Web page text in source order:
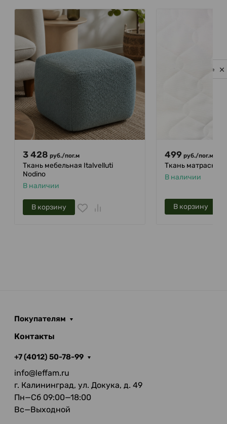
3 428 руб./пог.м
Ткань мебельная Italvelluti
Nodino
В наличии
В корзину
499 руб./пог.м
Ткань матрасная
В наличии
В корзину
Покупателям
Контакты
+7 (4012) 50-78-99
info@leffam.ru
г. Калининград, ул. Докука, д. 49
Пн—Сб 09:00—18:00
Вс—Выходной
Privacy notice